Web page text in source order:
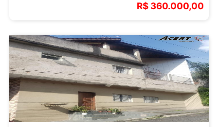
R$ 360.000,00